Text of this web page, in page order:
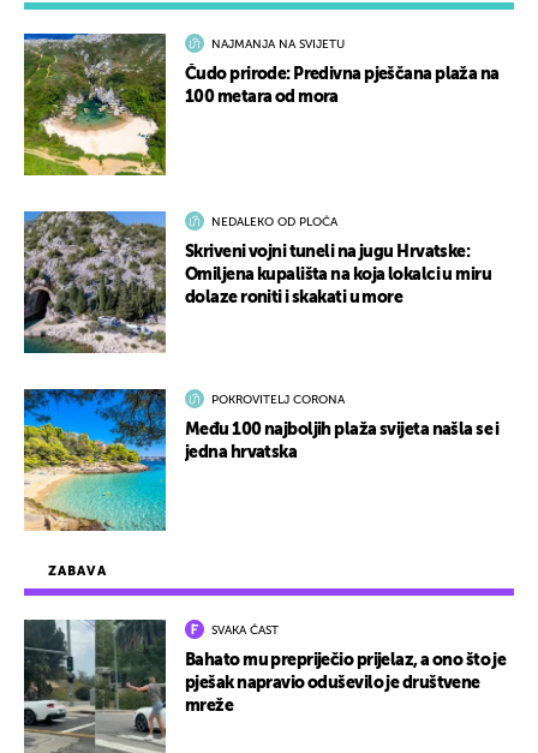
ZABAVA
SVAKA ČAST
Bahato mu prepriječio prijelaz, a ono što je
pješak napravio oduševilo je društvene
mreže
NAJMANJA NA SVIJETU
Čudo prirode: Predivna pješčana plaža na
100 metara od mora
NEDALEKO OD PLOČA
Skriveni vojni tuneli na jugu Hrvatske:
Omiljena kupališta na koja lokalci u miru
dolaze roniti i skakati u more
POKROVITELJ CORONA
Među 100 najboljih plaža svijeta našla se i
jedna hrvatska